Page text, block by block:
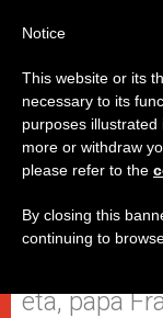
"La
grazia"
età, papa
Notice
This website or its
necessary to its
purposes
more or withdraw
please refer to the
By closing this
continuing to